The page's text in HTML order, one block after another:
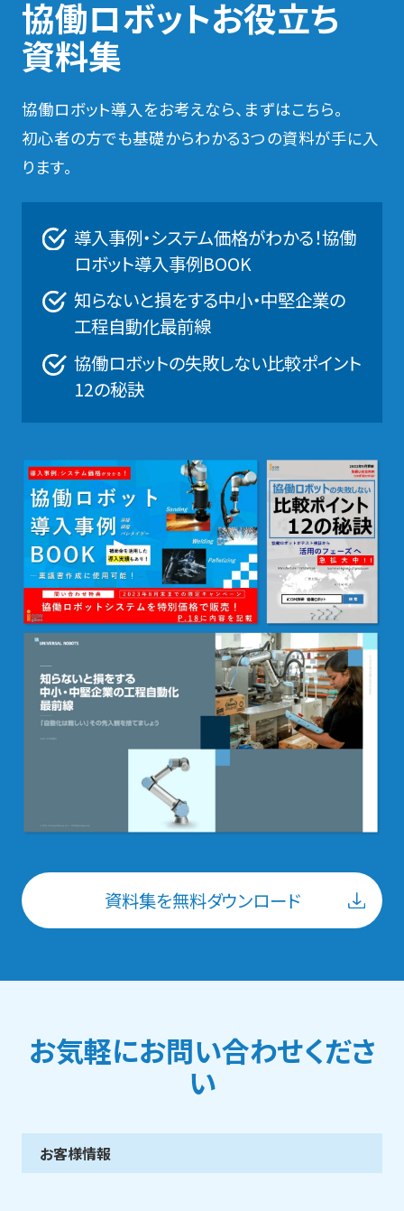
協働ロボットお役立ち
資料集
協働ロボット導入をお考えなら、まずはこちら。
初心者の方でも基礎からわかる3つの資料が手に入
ります。
導入事例・システム価格がわかる！協働
ロボット導入事例BOOK
知らないと損をする中小・中堅企業の
工程自動化最前線
協働ロボットの失敗しない比較ポイント
12の秘訣
資料集を無料ダウンロード
お気軽にお問い合わせくださ
い
お客様情報